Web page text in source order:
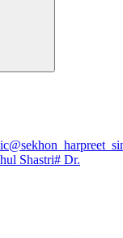
Shastri# Dr.